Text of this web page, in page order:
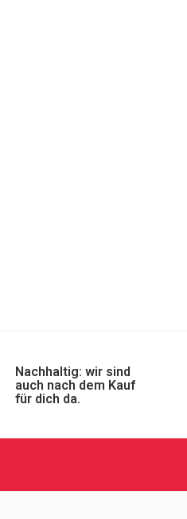
Nachhaltig: wir sind
auch nach dem Kauf
für dich da.